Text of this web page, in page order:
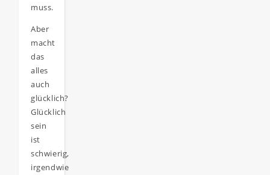
muss.
Aber
macht
das
alles
auch
glücklich?
Glücklich
sein
ist
schwierig,
irgendwie